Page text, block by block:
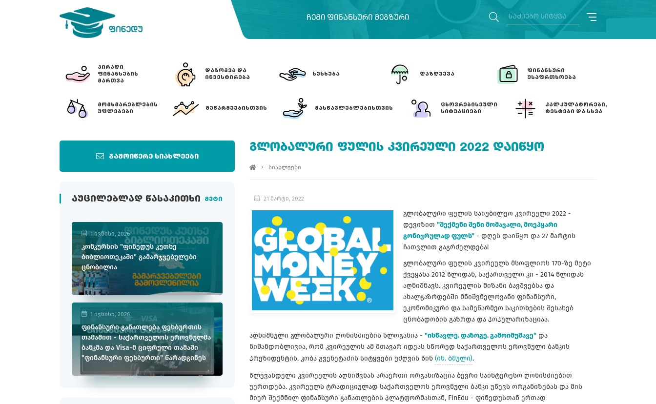
ᲩᲔᲛᲘ ᲤᲘᲜᲐᲜᲡᲣᲠᲘ ᲛᲔᲒᲖᲣᲠᲘ
ᲞᲘᲠᲐᲓᲘ
ᲤᲘᲜᲐᲜᲡᲔᲑᲘᲡ
ᲛᲐᲠᲗᲕᲐ
ᲓᲐᲖᲝᲒᲕᲐ ᲓᲐ
ᲘᲜᲕᲔᲡᲢᲘᲠᲔᲑᲐ
ᲡᲔᲡᲮᲔᲑᲐ ᲓᲐᲖᲦᲕᲔᲕᲐ
ᲤᲘᲜᲐᲜᲡᲣᲠᲘ
ᲣᲡᲐᲤᲠᲗᲮᲝᲔᲑᲐ
ᲛᲝᲛᲮᲛᲐᲠᲔᲑᲚᲔᲑᲘᲡ
ᲣᲤᲚᲔᲑᲔᲑᲘ
ᲛᲔᲬᲐᲠᲛᲔᲔᲑᲘᲡᲗᲕᲘᲡ ᲛᲐᲡᲬᲐᲕᲚᲔᲑᲚᲔᲑᲘᲡᲗᲕᲘᲡ
ᲪᲮᲝᲕᲠᲔᲑᲘᲡᲔᲣᲚᲘ
ᲡᲘᲢᲣᲐᲪᲘᲔᲑᲘ
ᲙᲐᲚᲙᲣᲚᲐᲢᲝᲠᲔᲑᲘ,
ᲢᲔᲡᲢᲔᲑᲘ ᲓᲐ ᲡᲮᲕᲐ
გამოიწერე სიახლეები
ᲐᲣᲪᲘᲚᲔᲑᲚᲐᲓ ᲬᲐᲡᲐᲙᲘᲗᲮᲘ მეტი
1 ივნისი, 2026
კონკურსის "ფინედუს კუთხე
ბიბლიოთეკაში" გამარჯვებულები
ცნობილია
1 ივნისი, 2026
ფინანსური განათლება ფეხბურთის
თამაშით - საქართველოს ეროვნულმა
ბანკმა და Visa-მ ციფრული თამაში
"ფინანსური ფეხბურთი" წარადგინეს
ᲒᲚᲝᲑᲐᲚᲣᲠᲘ ᲤᲣᲚᲘᲡ ᲙᲕᲘᲠᲔᲣᲚᲘ 2022 ᲓᲐᲘᲬᲧᲝ
სიახლეები
21 მარტი, 2022
გლობალური ფულის საიუბილეო კვირეული 2022 -
დევიზით "შექმენი შენი მომავალი, მოეპყარი
გონივრულად ფულს" - დღეს დაიწყო და 27 მარტის
ჩათვლით გაგრძელდება!
გლობალური ფულის კვირეულს მსოფლიოს 170-ზე მეტი
ქვეყანა 2012 წლიდან, საქართველო კი - 2014 წლიდან
აღნიშნავს. კვირეულის მიზანი ბავშვებსა და
ახალგაზრდებში მნიშვნელოვანი ფინანსური,
ეკონომიკური და სამეწარმეო საკითხების შესახებ
ცნობადობის გაზრდა და პოპულარიზაციაა.
აღნიშნული გლობალური ღონისძიების სლოგანია - "ისწავლე. დაზოგე. გამოიმუშავე" და
ნიშანდობლივია, რომ კვირეულის ამ მთავარ იდეას სწორედ საქართველოს ეროვნული ბანკის
პრეზიდენტის, კობა გვენეტაძის სიტყვები უძღვის წინ (იხ. ბმული).
წლევანდელი კვირეულის აღნიშვნას არაერთი ორგანიზაცია ბევრი საინტერესო ღონისძიებით
უერთდება. კვირეულს ტრადიციულად საქართველოს ეროვნული ბანკი უწევს ორგანიზებას და მის
მიერ შექმნილ ფინანსური განათლების პლატფორმასთან, FinEdu - ფინედუსთან ერთად